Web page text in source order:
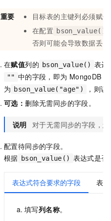
重要
目标表的主键列必须赋
在配置 bson_value()
否则可能会导致数据丢
在赋值列的 bson_value() 表达
"" 中的字段，即为 MongoDB
为 bson_value("age")
，则
可选：删除无需同步的字段。
说明 对于无需同步的字段，
配置待同步的字段。
根据 bson_value() 表达式是否
表达式符合要求的字段 表
填写列名称。